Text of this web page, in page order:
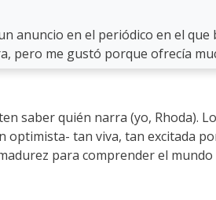
anuncio en el periódico en el que
pero me gustó porque ofrecía
saber quién narra (yo, Rhoda).
tan viva, tan excitada
para comprender el mundo